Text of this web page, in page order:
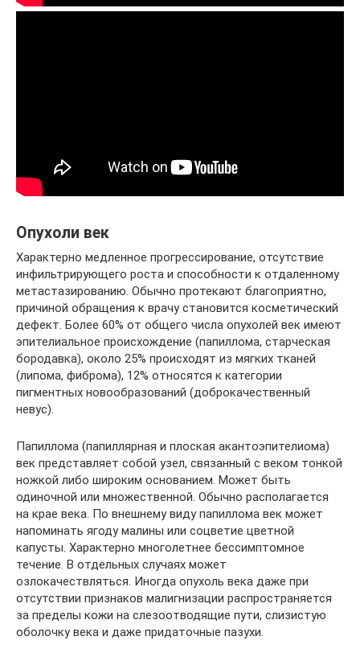
Опухоли век
Характерно медленное прогрессирование, отсутствие
инфильтрирующего роста и способности к отдаленному
метастазированию. Обычно протекают благоприятно,
причиной обращения к врачу становится косметический
дефект. Более 60% от общего числа опухолей век имеют
эпителиальное происхождение (папиллома, старческая
бородавка), около 25% происходят из мягких тканей
(липома, фиброма), 12% относятся к категории
пигментных новообразований (доброкачественный
невус).
Папиллома (папиллярная и плоская акантоэпителиома)
век представляет собой узел, связанный с веком тонкой
ножкой либо широким основанием. Может быть
одиночной или множественной. Обычно располагается
на крае века. По внешнему виду папиллома век может
напоминать ягоду малины или соцветие цветной
капусты. Характерно многолетнее бессимптомное
течение. В отдельных случаях может
озлокачествляться. Иногда опухоль века даже при
отсутствии признаков малигнизации распространяется
за пределы кожи на слезоотводящие пути, слизистую
оболочку века и даже придаточные пазухи.